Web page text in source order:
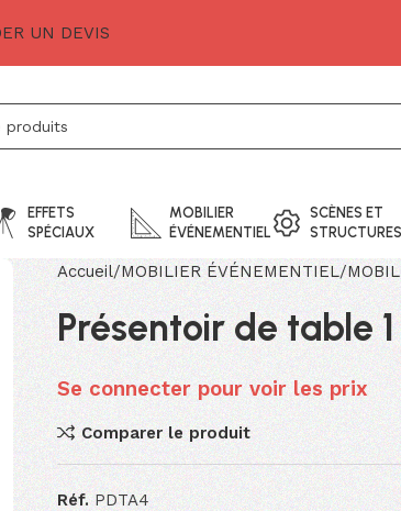
UN DEVIS
EFFETS
SPÉCIAUX
MOBILIER
ÉVÉNEMENTIEL
SCÈNES ET
STRUCTURES
Accueil MOBILIER ÉVÉNEMENTIEL
Présentoir de table
Se connecter pour voir les prix
Comparer le produit
Réf.PDTA4